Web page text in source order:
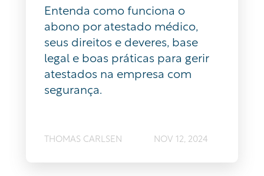
Entenda como funciona o
abono por atestado médico,
seus direitos e deveres, base
legal e boas práticas para gerir
atestados na empresa com
segurança.
THOMAS CARLSEN NOV 12, 2024